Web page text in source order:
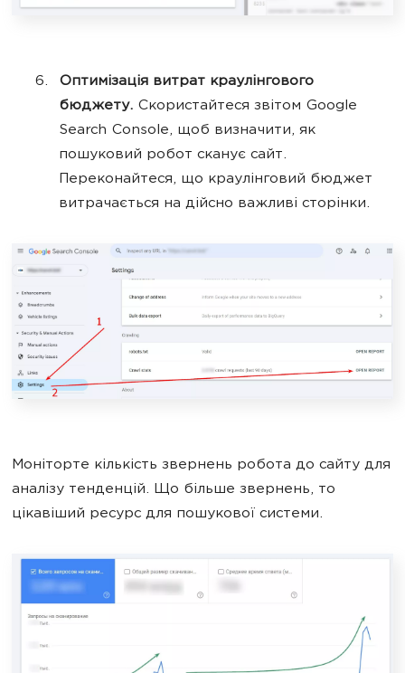
Оптимізація витрат краулінгового
бюджету. Скористайтеся звітом Google
Search Console, щоб визначити, як
пошуковий робот сканує сайт.
Переконайтеся, що краулінговий бюджет
витрачається на дійсно важливі сторінки.
Моніторте кількість звернень робота до сайту для
аналізу тенденцій. Що більше звернень, то
цікавіший ресурс для пошукової системи.